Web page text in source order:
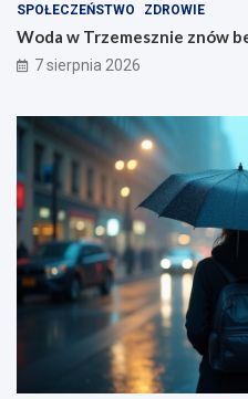
SPOŁECZEŃSTWO ZDROWIE
Woda w Trzemesznie znów
7 sierpnia 2026